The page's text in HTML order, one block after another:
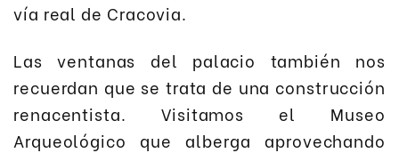
vía real de Cracovia.
Las ventanas del palacio también nos
recuerdan que se trata de una construcción
renacentista. Visitamos el Museo
Arqueológico que alberga aprovechando